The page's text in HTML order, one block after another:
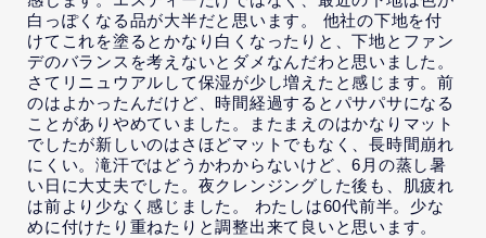
白っぽくなる品が大半だと思います。 他社の下地を付
けてこれを塗るとかなり白くなったりと、下地とファン
デのバランスを考えないとダメなんだわと思いました。
さてリニュウアルして保湿が少し増えたと感じます。前
のはよかったんだけど、時間経過するとパサパサになる
ことがありやめていました。またまえのはかなりマット
でしたが新しいのはさほどマットでもなく、長時間崩れ
にくい。滝汗ではどうかわからないけど、6月の蒸し暑
い日に大丈夫でした。夜クレンジングした後も、肌疲れ
は前より少なく感じました。 わたしは60代前半。少な
めに付けたり重ねたりと調整出来て良いと思います。